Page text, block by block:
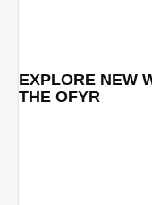
EXPLORE NEW
THE OFYR